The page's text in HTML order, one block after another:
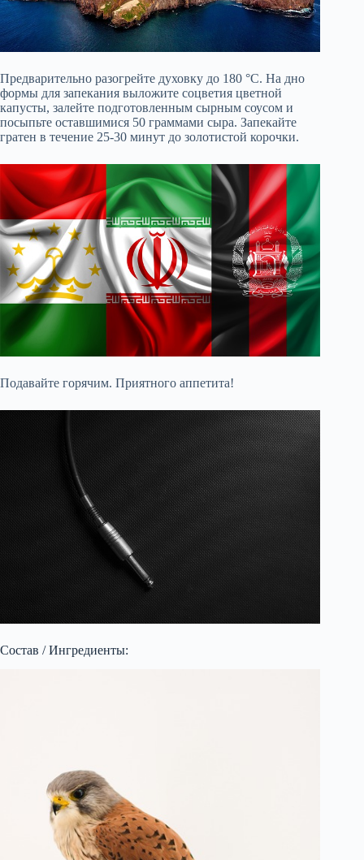
Предварительно разогрейте духовку до 180 °C. На дно
формы для запекания выложите соцветия цветной
капусты, залейте подготовленным сырным соусом и
посыпьте оставшимися 50 граммами сыра. Запекайте
гратен в течение 25-30 минут до золотистой корочки.
Подавайте горячим. Приятного аппетита!
Состав / Ингредиенты: